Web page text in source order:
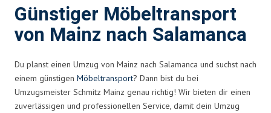
Günstiger Möbeltransport
von Mainz nach Salamanca
Du planst einen Umzug von Mainz nach Salamanca und suchst nach
einem günstigen Möbeltransport? Dann bist du bei
Umzugsmeister Schmitz Mainz genau richtig! Wir bieten dir einen
zuverlässigen und professionellen Service, damit dein Umzug